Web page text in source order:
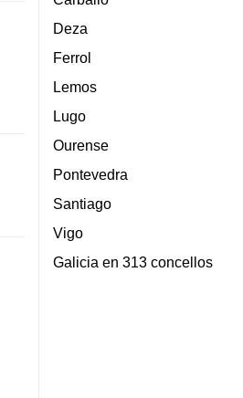
Deza
Ferrol
Lemos
Lugo
Ourense
Pontevedra
Santiago
Vigo
Galicia en 313 concellos